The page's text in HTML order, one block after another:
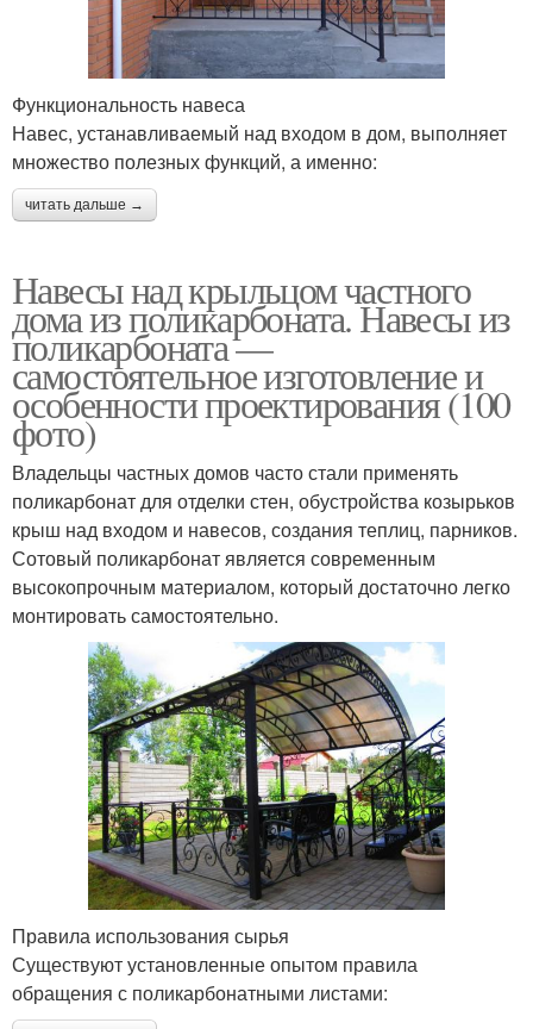
Функциональность навеса
Навес, устанавливаемый над входом в дом, выполняет
множество полезных функций, а именно:
читать дальше →
Навесы над крыльцом частного
дома из поликарбоната. Навесы из
поликарбоната —
самостоятельное изготовление и
особенности проектирования (100
фото)
Владельцы частных домов часто стали применять
поликарбонат для отделки стен, обустройства козырьков
крыш над входом и навесов, создания теплиц, парников.
Сотовый поликарбонат является современным
высокопрочным материалом, который достаточно легко
монтировать самостоятельно.
Правила использования сырья
Существуют установленные опытом правила
обращения с поликарбонатными листами: